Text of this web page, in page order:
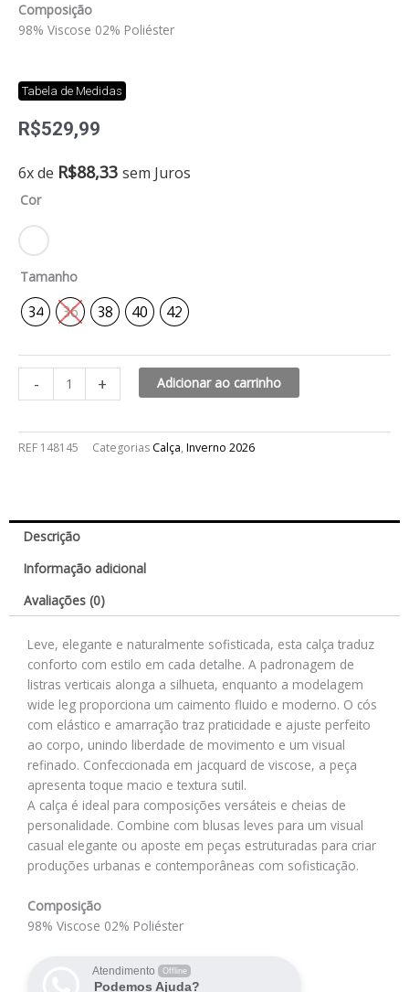
Composição
98% Viscose 02% Poliéster
Tabela de Medidas
R$529,99
6x de R$88,33 sem Juros
Cor
Tamanho
34 36 38 40 42
-
Calça
leg
listras
cali
quantidade
+ Adicionar ao carrinho
REF 148145 Categorias Calça, Inverno 2026
Descrição
Informação adicional
Avaliações (0)
Leve, elegante e naturalmente sofisticada, esta calça traduz
conforto com estilo em cada detalhe. A padronagem de
listras verticais alonga a silhueta, enquanto a modelagem
wide leg proporciona um caimento fluido e moderno. O cós
com elástico e amarração traz praticidade e ajuste perfeito
ao corpo, unindo liberdade de movimento e um visual
refinado. Confeccionada em jacquard de viscose, a peça
apresenta toque macio e textura sutil.
A calça é ideal para composições versáteis e cheias de
personalidade. Combine com blusas leves para um visual
casual elegante ou aposte em peças estruturadas para criar
produções urbanas e contemporâneas com sofisticação.
Composição
98% Viscose 02% Poliéster
Atendimento Offline
Podemos Ajuda?